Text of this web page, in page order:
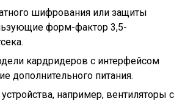
шифрования или защиты
форм-фактор 3,5-
кардридеров с интерфейсом
дополнительного питания.
например, вентиляторы с